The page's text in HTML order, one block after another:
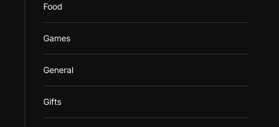
Food
Games
General
Gifts